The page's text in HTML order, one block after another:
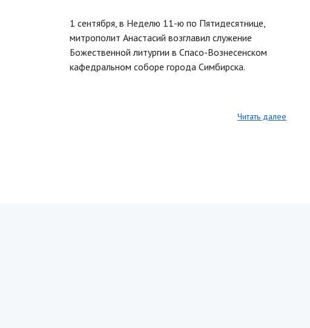
1 сентября, в Неделю 11-ю по Пятидесятнице,
митрополит Анастасий возглавил служение
Божественной литургии в Спасо-Вознесенском
кафедральном соборе города Симбирска.
Читать далее